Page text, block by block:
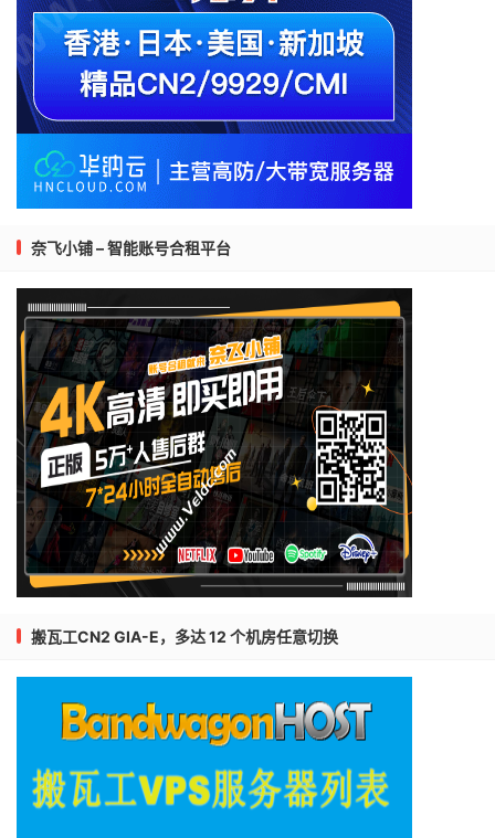
奈飞小铺 – 智能账号合租平台
搬瓦工CN2 GIA-E，多达 12 个机房任意切换